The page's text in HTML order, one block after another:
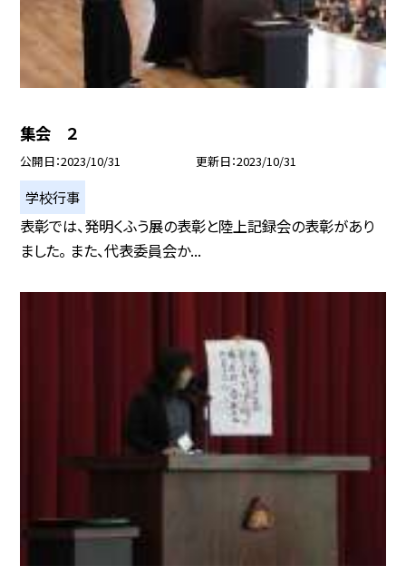
集会 ２
公開日 2023/10/31 更新日 2023/10/31
学校行事
表彰では、発明くふう展の表彰と陸上記録会の表彰があり
ました。 また、代表委員会か...